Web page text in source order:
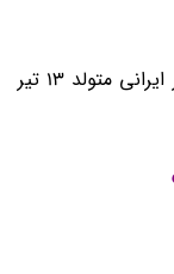
ما در این مطلب شما را با چهره های مشهور ایرانی متولد 13 تیر